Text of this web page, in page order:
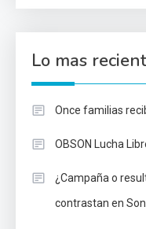
Lo mas
Once familias
OBSON Lucha
¿Campaña o
contrastan en